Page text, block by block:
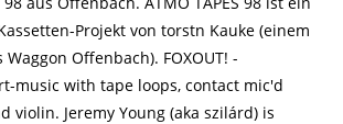
Projekt von torstn Kauke (einem
Offenbach). FOXOUT! -
music with tape loops, contact mic'd
violin. Jeremy Young (aka szilárd) is